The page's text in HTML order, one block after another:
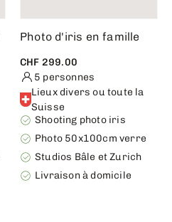
Photo d'iris en famille
CHF 299.00
5 personnes
Lieux divers ou toute la
Suisse
Shooting photo iris
Photo 50x100cm verre
Studios Bâle et Zurich
Livraison à domicile